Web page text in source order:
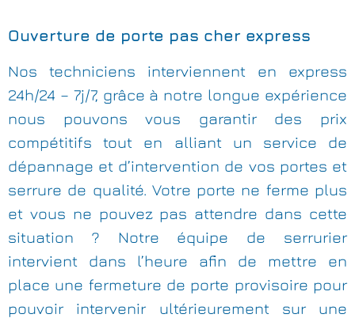
Ouverture de porte pas cher express
Nos techniciens interviennent en express
24h/24 – 7j/7, grâce à notre longue expérience
nous pouvons vous garantir des prix
compétitifs tout en alliant un service de
dépannage et d’intervention de vos portes et
serrure de qualité. Votre porte ne ferme plus
et vous ne pouvez pas attendre dans cette
situation ? Notre équipe de serrurier
intervient dans l’heure afin de mettre en
place une fermeture de porte provisoire pour
pouvoir intervenir ultérieurement sur une